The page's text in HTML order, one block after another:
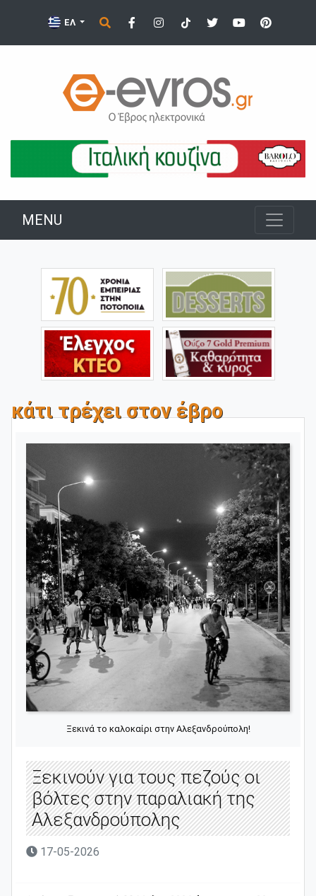
ΕΛ
MENU
κάτι τρέχει στον έβρο
Ξεκινά το καλοκαίρι στην Αλεξανδρούπολη!
Ξεκινούν για τους πεζούς οι
βόλτες στην παραλιακή της
Αλεξανδρούπολης
17-05-2026